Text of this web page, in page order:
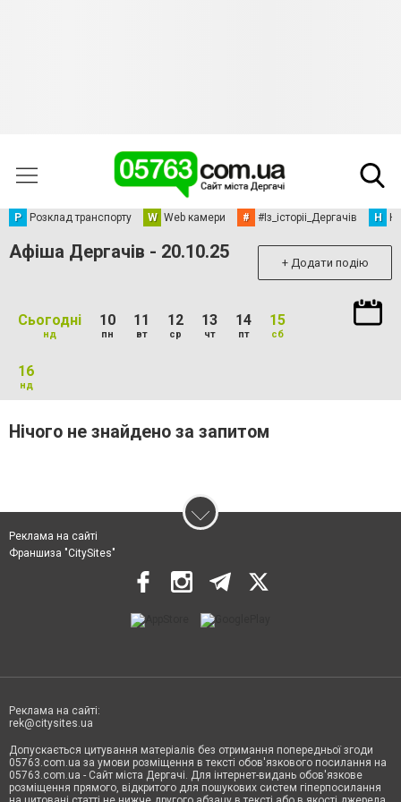
Р Розклад транспорту W Web камери # #Із_історіі_Дергачів Н
Афіша Дергачів - 20.10.25 + Додати подію
Сьогодні
нд
10
пн
11
вт
12
ср
13
чт
14
пт
15
сб
16
нд
Нічого не знайдено за запитом
Реклама на сайті
Франшиза "CitySites"
Реклама на сайті:
rek@citysites.ua
Допускається цитування матеріалів без отримання попередньої згоди
05763.com.ua за умови розміщення в тексті обов'язкового посилання на
05763.com.ua - Сайт міста Дергачі. Для інтернет-видань обов'язкове
розміщення прямого, відкритого для пошукових систем гіперпосилання